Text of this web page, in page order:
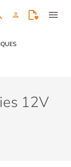
person menu
12V